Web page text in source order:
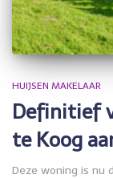
HUIJSEN MAKELAAR
Definitief
te Koog
Deze woning is nu